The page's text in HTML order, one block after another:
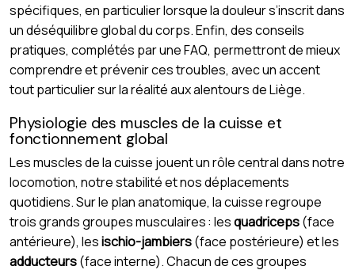
spécifiques, en particulier lorsque la douleur s’inscrit dans
un déséquilibre global du corps. Enfin, des conseils
pratiques, complétés par une FAQ, permettront de mieux
comprendre et prévenir ces troubles, avec un accent
tout particulier sur la réalité aux alentours de Liège.
Physiologie des muscles de la cuisse et
fonctionnement global
Les muscles de la cuisse jouent un rôle central dans notre
locomotion, notre stabilité et nos déplacements
quotidiens. Sur le plan anatomique, la cuisse regroupe
trois grands groupes musculaires : lesquadriceps(face
antérieure), lesischio-jambiers(face postérieure) et les
adducteurs(face interne). Chacun de ces groupes